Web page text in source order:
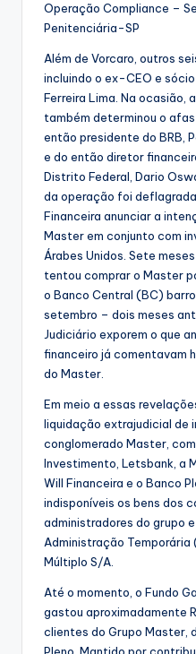
Operação Compliance –
Penitenciária-SP
Além de Vorcaro, outros
incluindo o ex-CEO e
Ferreira Lima. Na ocasião,
também determinou o
então presidente do BRB,
e do então diretor
Distrito Federal, Dario
da operação foi
Financeira anunciar a
Master em conjunto com
Árabes Unidos. Sete
tentou comprar o Master
o Banco Central (BC)
setembro – dois meses
Judiciário exporem o que
financeiro já comentavam
do Master.
Em meio a essas
liquidação extrajudicial de
conglomerado Master,
Investimento, Letsbank, a
Will Financeira e o Banco
indisponíveis os bens dos
administradores do grupo
Administração
Múltiplo S/A.
Até o momento, o Fundo
gastou aproximadamente
clientes do Grupo Master,